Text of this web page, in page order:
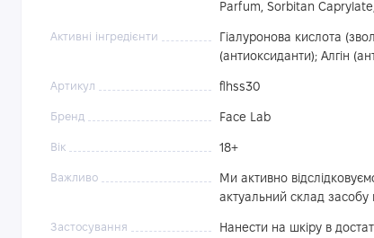
Parfum, Sorbitan
Активні інгредієнти
Гіалуронова кислота
(антиоксиданти); Алгін
Артикул flhss30
Бренд Face Lab
Вік 18+
Важливо
Ми активно
актуальний склад
Застосування
Нанести на шкіру в